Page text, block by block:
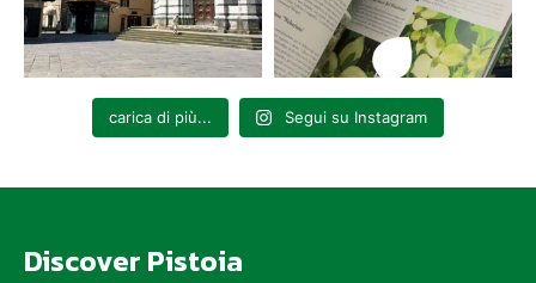
carica di più... Segui su Instagram
Discover Pistoia